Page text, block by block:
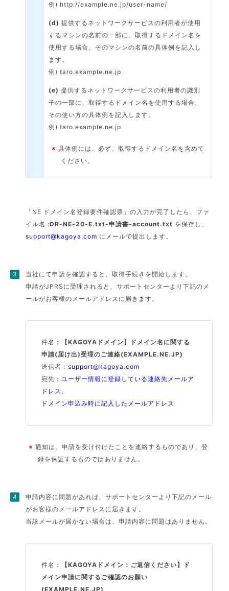
例) http://example.ne.jp/user-name/
(d) 提供するネットワークサービスの利用者が使用
するマシンの名前の一部に、取得するドメイン名を
使用する場合、そのマシンの名前の具体例を記入し
ます。
例) taro.example.ne.jp
(e) 提供するネットワークサービスの利用者の識別
子の一部に、取得するドメイン名を使用する場合、
その使い方の具体例を記入します。
例) taro.example.ne.jp
※具体例には、必ず、取得するドメイン名を含めて
ください。
「NE ドメイン名登録要件確認票」の入力が完了したら、ファ
イル名 :DR-NE-20-E.txt-申請書-account.txt を保存し、
support@kagoya.com にメールで提出します。
当社にて申請を確認すると、取得手続きを開始します。
申請がJPRSに受理されると、サポートセンターより下記のメ
ールがお客様のメールアドレスに届きます。
件名：
【KAGOYAドメイン】ドメイン名に関する
申請(届け出)受理のご連絡(EXAMPLE.NE.JP)
送信者：support@kagoya.com
宛先：ユーザー情報に登録している連絡先メールア
ドレス,
ドメイン申込み時に記入したメールアドレス
※通知は、申請を受け付けたことを連絡するものであり、登
録を保証するものではありません。
申請内容に問題があれば、サポートセンターより下記のメール
がお客様のメールアドレスに届きます。
当該メールが届かない場合は、申請内容に問題はありません。
件名：
【KAGOYAドメイン：ご返信ください】ド
メイン申請に関するご確認のお願い
(EXAMPLE.NE.JP)